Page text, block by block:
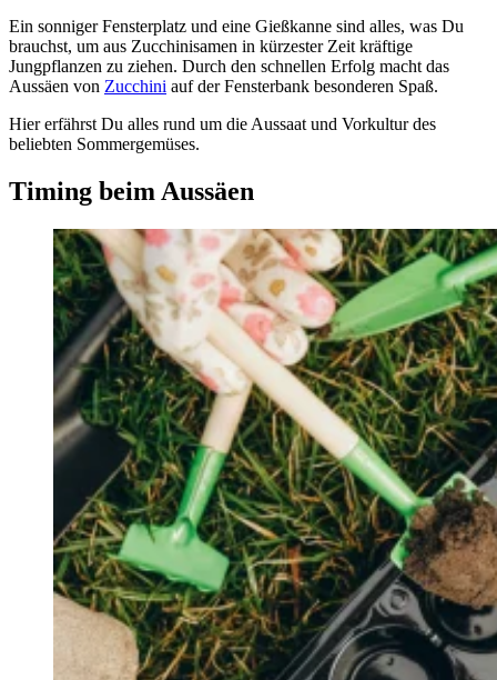
Ein sonniger Fensterplatz und eine Gießkanne sind alles, was Du
brauchst, um aus Zucchinisamen in kürzester Zeit kräftige
Jungpflanzen zu ziehen. Durch den schnellen Erfolg macht das
Aussäen von Zucchini auf der Fensterbank besonderen Spaß.
Hier erfährst Du alles rund um die Aussaat und Vorkultur des
beliebten Sommergemüses.
Timing beim Aussäen